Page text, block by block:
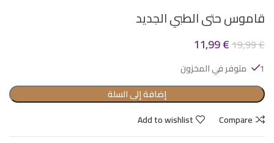
قاموس حتى الطبي الجديد
19,99€
11,99€
1 متوفر في المخزون
إضافة إلى السلة
Compare
Add to wishlist